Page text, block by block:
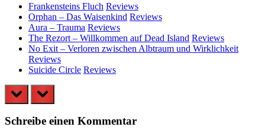
Frankensteins Fluch Reviews
Orphan – Das Waisenkind Reviews
Aura – Trauma Reviews
The Rezort – Willkommen auf Dead Island Reviews
No Exit – Verloren zwischen Albtraum und Wirklichkeit
Reviews
Suicide Circle Reviews
prev next
Schreibe einen Kommentar